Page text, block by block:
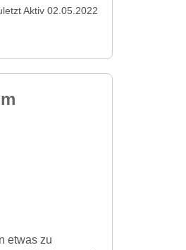
Aktiv 02.05.2022
etwas zu